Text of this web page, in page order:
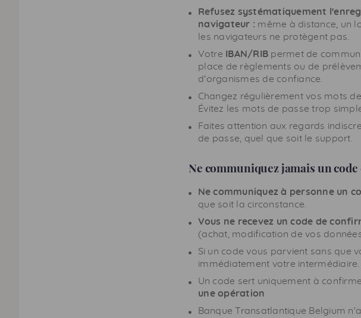
Refusez systématiquement
navigateur : même à distance, un
les navigateurs ne protègent pas.
Votre
IBAN / RIB permet de
place de règlements ou de
d'organismes de confiance.
Changez régulièrement vos mots
Évitez les mots de passe trop
Faites attention aux regards
de passe, quel que soit le support.
Ne communiquez jamais un
Ne communiquez à personne un
que soit la circonstance.
Vous ne recevez un code de
(achat, modification de vos
Si un code vous parvient sans que
immédiatement votre intermédiaire.
Un code sert uniquement à
une opération
Banque Transatlantique Belgium